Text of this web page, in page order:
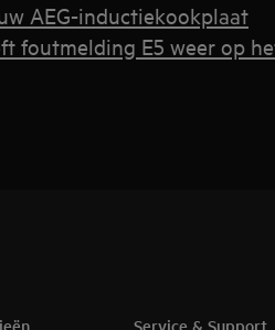
AEG-inductiekookplaat
foutmelding E5 weer op
Service & Support